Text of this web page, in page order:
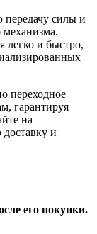
силы и
легко и быстро,
переходное
гарантируя
на
и
его покупки.